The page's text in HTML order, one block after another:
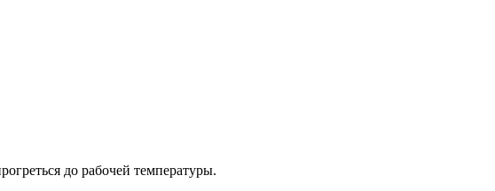
до рабочей температуры.